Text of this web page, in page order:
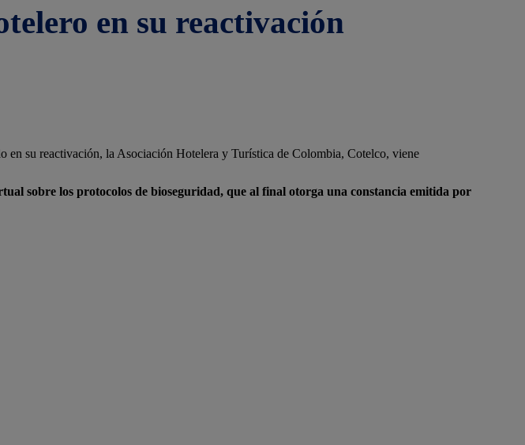
en su reactivación
en su reactivación, la Asociación Hotelera y Turística de Colombia, Cotelco, viene
sobre los protocolos de bioseguridad, que al final otorga una constancia emitida por